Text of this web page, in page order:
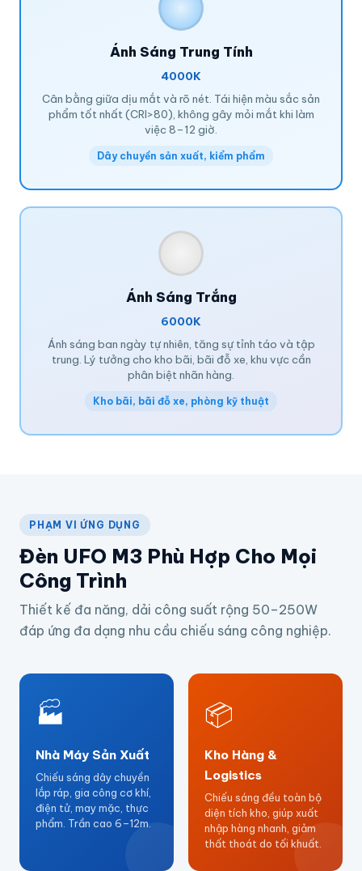
Ánh Sáng Trung Tính
4000K
Cân bằng giữa dịu mắt và rõ nét. Tái hiện màu sắc sản
phẩm tốt nhất (CRI>80), không gây mỏi mắt khi làm
việc 8–12 giờ.
Dây chuyền sản xuất, kiểm phẩm
Ánh Sáng Trắng
6000K
Ánh sáng ban ngày tự nhiên, tăng sự tỉnh táo và tập
trung. Lý tưởng cho kho bãi, bãi đỗ xe, khu vực cần
phân biệt nhãn hàng.
Kho bãi, bãi đỗ xe, phòng kỹ thuật
PHẠM VI ỨNG DỤNG
Đèn UFO M3 Phù Hợp Cho Mọi
Công Trình
Thiết kế đa năng, dải công suất rộng 50–250W
đáp ứng đa dạng nhu cầu chiếu sáng công nghiệp.
🏭
Nhà Máy Sản Xuất
Chiếu sáng dây chuyền
lắp ráp, gia công cơ khí,
điện tử, may mặc, thực
phẩm. Trần cao 6–12m.
📦
Kho Hàng &
Logistics
Chiếu sáng đều toàn bộ
diện tích kho, giúp xuất
nhập hàng nhanh, giảm
thất thoát do tối khuất.